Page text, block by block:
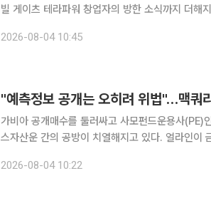
빌 게이츠 테라파워 창업자의 방한 소식까지 더해
(6.63%), 대우건설(6.17%), 한전기술(5.62%),
2026-08-04 10:45
가비아 공개매수를 둘러싸고 사모펀드운용사(PE)
스자산운 간의 공방이 치열해지고 있다. 얼라인이
2026-08-04 10:22